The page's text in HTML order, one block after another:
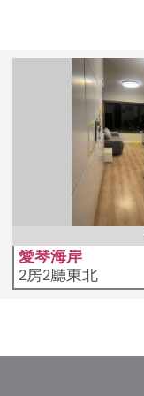
愛琴海岸
2房2廳東北